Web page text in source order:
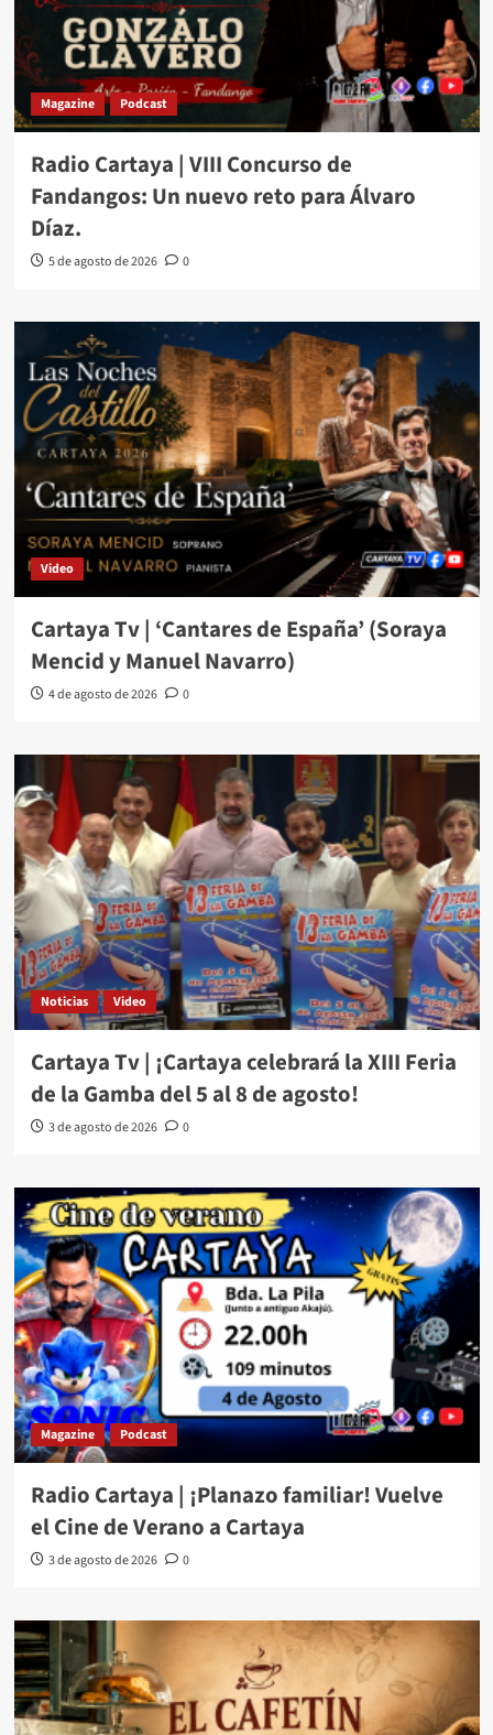
Magazine Podcast
Radio Cartaya | VIII Concurso de
Fandangos: Un nuevo reto para Álvaro
Díaz.
5 de agosto de 2026 0
Video
Cartaya Tv | ‘Cantares de España’ (Soraya
Mencid y Manuel Navarro)
4 de agosto de 2026 0
Noticias Video
Cartaya Tv | ¡Cartaya celebrará la XIII Feria
de la Gamba del 5 al 8 de agosto!
3 de agosto de 2026 0
Magazine Podcast
Radio Cartaya | ¡Planazo familiar! Vuelve
el Cine de Verano a Cartaya
3 de agosto de 2026 0